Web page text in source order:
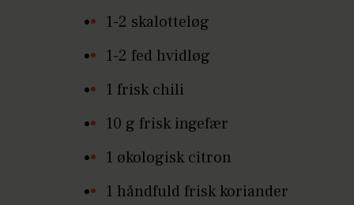
1-2 skalotteløg
1-2 fed hvidløg
1 frisk chili
10 g frisk ingefær
1 økologisk citron
1 håndfuld frisk koriander